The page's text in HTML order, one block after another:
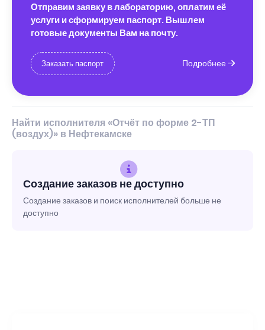
Отправим заявку в лабораторию, оплатим её
услуги и сформируем паспорт. Вышлем
готовые документы Вам на почту.
Заказать паспорт Подробнее
Найти исполнителя «Отчёт по форме 2-ТП
(воздух)» в Нефтекамске
Создание заказов не доступно
Создание заказов и поиск исполнителей больше не
доступно